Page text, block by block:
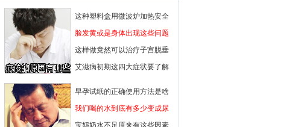
这种塑料盒用微波炉加热安全
脸发黄或是身体出现这些问题
这样做竟然可以治疗子宫脱垂
艾滋病初期这四大症状要了解
早孕试纸的正确使用方法是啥
我们喝的水到底有多少变成尿
宝妈奶水不足原来有这些因素